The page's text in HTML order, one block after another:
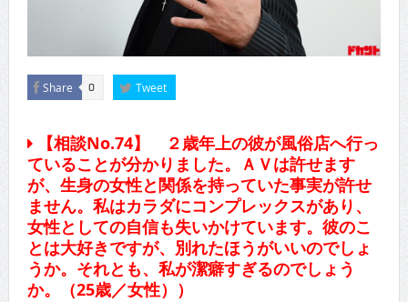
Share 0 Tweet
【相談No.74】 ２歳年上の彼が風俗店へ行っ
ていることが分かりました。ＡＶは許せます
が、生身の女性と関係を持っていた事実が許せ
ません。私はカラダにコンプレックスがあり、
女性としての自信も失いかけています。彼のこ
とは大好きですが、別れたほうがいいのでしょ
うか。それとも、私が潔癖すぎるのでしょう
か。（25歳／女性））